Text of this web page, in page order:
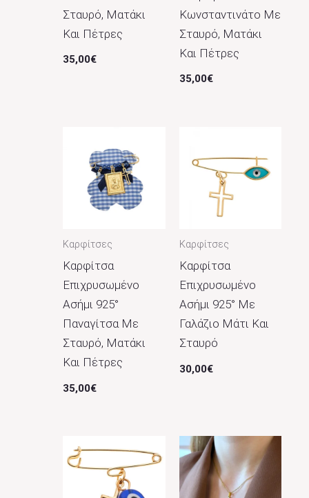
Σταυρό, Ματάκι
Και Πέτρες
35,00€
Κωνσταντινάτο Με
Σταυρό, Ματάκι
Και Πέτρες
35,00€
Καρφίτσες
Καρφίτσα
Επιχρυσωμένο
Ασήμι 925°
Παναγίτσα Με
Σταυρό, Ματάκι
Και Πέτρες
35,00€
Καρφίτσες
Καρφίτσα
Επιχρυσωμένο
Ασήμι 925° Με
Γαλάζιο Μάτι Και
Σταυρό
30,00€